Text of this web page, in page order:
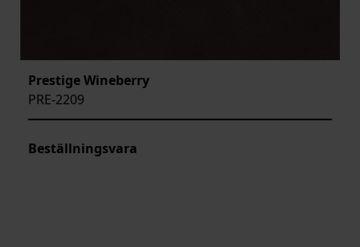
Prestige Wineberry
PRE-2209
Beställningsvara